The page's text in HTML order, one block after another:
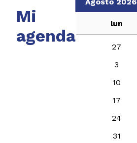
Mi
agenda
lun
27
3
10
17
24
31